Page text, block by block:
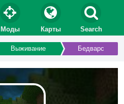
Моды Карты Search
Выживание Бедварс